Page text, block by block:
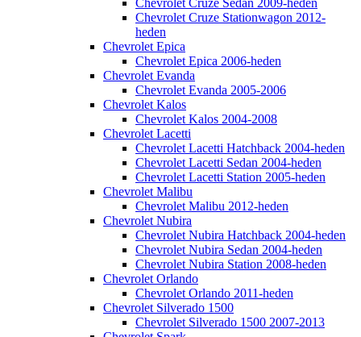
Chevrolet Cruze Sedan 2009-heden
Chevrolet Cruze Stationwagon 2012-
heden
Chevrolet Epica
Chevrolet Epica 2006-heden
Chevrolet Evanda
Chevrolet Evanda 2005-2006
Chevrolet Kalos
Chevrolet Kalos 2004-2008
Chevrolet Lacetti
Chevrolet Lacetti Hatchback 2004-heden
Chevrolet Lacetti Sedan 2004-heden
Chevrolet Lacetti Station 2005-heden
Chevrolet Malibu
Chevrolet Malibu 2012-heden
Chevrolet Nubira
Chevrolet Nubira Hatchback 2004-heden
Chevrolet Nubira Sedan 2004-heden
Chevrolet Nubira Station 2008-heden
Chevrolet Orlando
Chevrolet Orlando 2011-heden
Chevrolet Silverado 1500
Chevrolet Silverado 1500 2007-2013